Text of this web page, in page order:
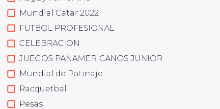
Mundial Catar 2022
FUTBOL PROFESIONAL
CELEBRACION
JUEGOS PANAMERICANOS JUNIOR
Mundial de Patinaje
Racquetball
Pesas